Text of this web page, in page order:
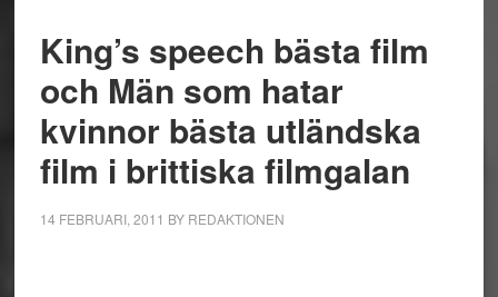
King’s speech bästa film
och Män som hatar
kvinnor bästa utländska
film i brittiska filmgalan
14 FEBRUARI, 2011 BY REDAKTIONEN